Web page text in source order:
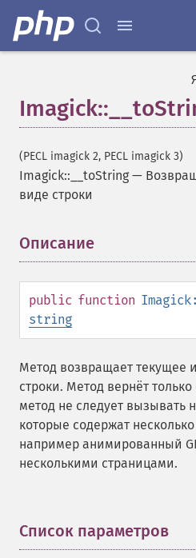
(PECL imagick 2, PECL imagick 3)
Imagick::__toString —
виде строки
Описание
public function
string
Метод возвращает текущее
строки. Метод вернёт
метод не следует вызывать
которые содержат
например анимированный
несколькими страницами.
Список параметров
implodeImage
importImagePixels
inverseFourierTransformImage
linearStretchImage
liquidRescaleImage
magnifyImage
mergeImageLayers
minifyImage
montageImage
motionBlurImage
negateImage
nextImage
normalizeImage
oilPaintImage
opaquePaintImage
optimizeImageLayers
pingImage
polaroidImage